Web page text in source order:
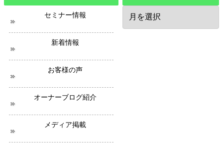
セミナー情報
新着情報
お客様の声
オーナーブログ紹介
メディア掲載
過
の